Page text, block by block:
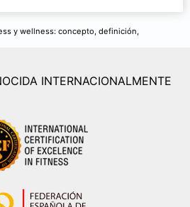
y wellness: concepto, definición,
INTERNACIONALMENTE